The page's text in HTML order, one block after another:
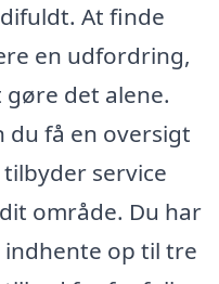
At finde
en udfordring,
det alene.
du få en oversigt
service
område. Du har
op til tre